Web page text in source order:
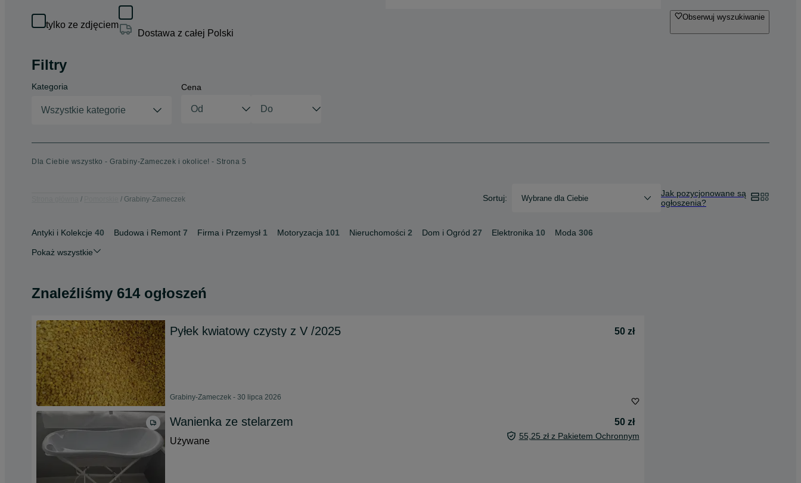
tylko ze zdjęciem
Dostawa z całej Polski
Obserwuj wyszukiwanie
Filtry
Kategoria
Wszystkie kategorie
Cena
Dla Ciebie wszystko - Grabiny-Zameczek i okolice! - Strona 5
Grabiny-Zameczek Sortuj: Wybrane dla Ciebie
Jak pozycjonowane są
ogłoszenia?
Antyki i Kolekcje 40 Budowa i Remont 7 Firma i Przemysł 1 Motoryzacja 101 Nieruchomości 2 Dom i Ogród 27 Elektronika 10 Moda 306
Pokaż wszystkie
Znaleźliśmy 614 ogłoszeń
Pyłek kwiatowy czysty z V /2025 50 zł
Grabiny-Zameczek - 30 lipca 2026
Wanienka ze stelarzem
50 zł
Używane
55,25 zł z Pakietem Ochronnym